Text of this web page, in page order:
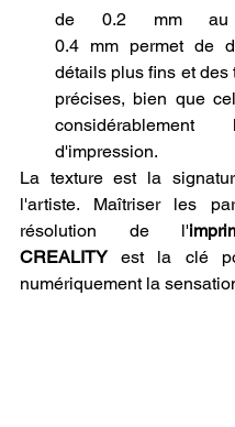
de 0.2 mm
0.4 mm permet de
détails plus fins et des
précises, bien que
d'impression.
La texture est la
l'artiste. Maîtriser les
résolution de l'
CREALITY est la clé
numériquement la